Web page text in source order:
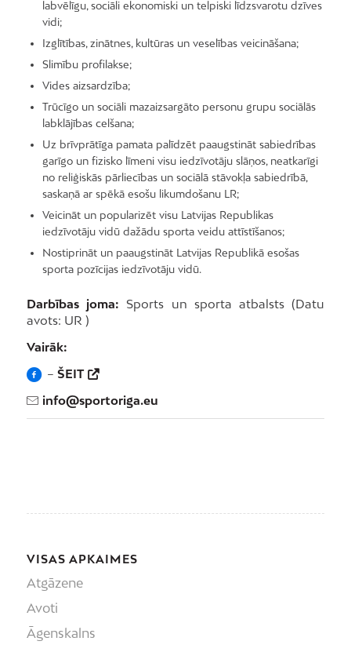
labvēlīgu, sociāli ekonomiski un telpiski līdzsvarotu dzīves
vidi;
Izglītības, zinātnes, kultūras un veselības veicināšana;
Slimību profilakse;
Vides aizsardzība;
Trūcīgo un sociāli mazaizsargāto personu grupu sociālās
labklājības celšana;
Uz brīvprātīga pamata palīdzēt paaugstināt sabiedrības
garīgo un fizisko līmeni visu iedzīvotāju slāņos, neatkarīgi
no reliģiskās pārliecības un sociālā stāvokļa sabiedrībā,
saskaņā ar spēkā esošu likumdošanu LR;
Veicināt un popularizēt visu Latvijas Republikas
iedzīvotāju vidū dažādu sporta veidu attīstīšanos;
Nostiprināt un paaugstināt Latvijas Republikā esošas
sporta pozīcijas iedzīvotāju vidū.
Darbības joma: Sports un sporta atbalsts (Datu
avots: UR )
Vairāk:
–ŠEIT
info@sportoriga.eu
VISAS APKAIMES
Atgāzene
Avoti
Āgenskalns